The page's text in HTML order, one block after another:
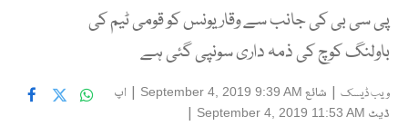
پی سی بی کی جانب سے وقار یونس کو قومی ٹیم کی
باولنگ کوچ کی ذمہ داری سونپی گئی ہے
ویب ڈیسک | شائع September 4, 2019 9:39 AM
| اپ
ڈیٹ September 4, 2019 11:53 AM
|